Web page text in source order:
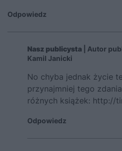
Odpowiedz
Nasz publicysta | Autor
Kamil Janicki
No chyba jednak życie
przynajmniej tego
różnych książek: http://
Odpowiedz